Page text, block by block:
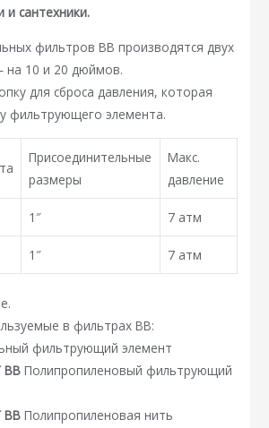
и сантехники.
фильтров BB производятся двух
10 и 20 дюймов.
для сброса давления, которая
фильтрующего элемента.
Присоединительные
размеры
Макс.
давление
1″ 7 атм
1″ 7 атм
в фильтрах BB:
фильтрующий элемент
BBПолипропиленовый фильтрующий
BBПолипропиленовая нить